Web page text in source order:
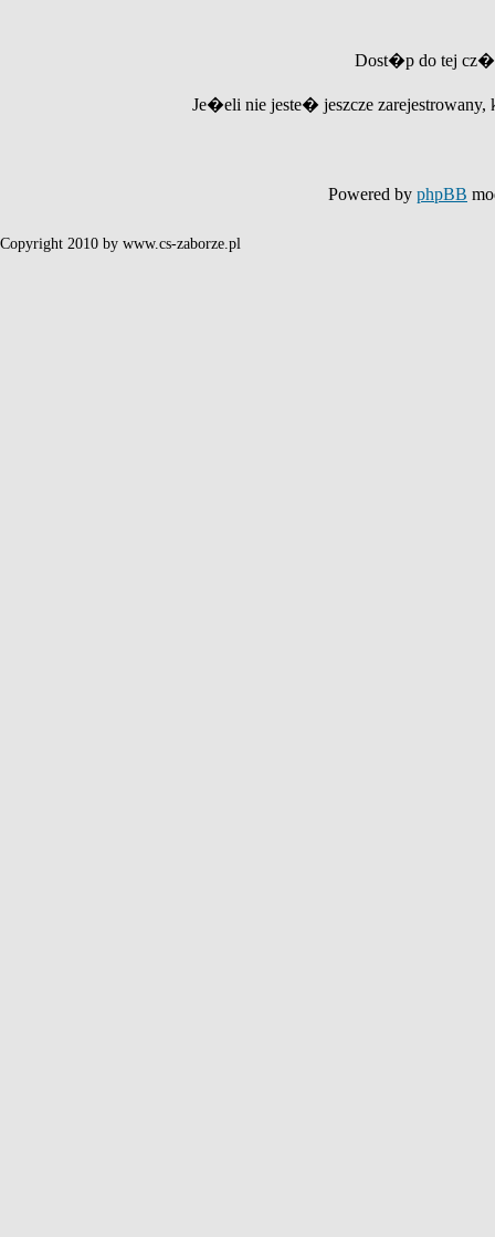
Dost�p do tej
Je�eli nie jeste� jeszcze
Powered by phpBB
Copyright 2010 by www.cs-zaborze.pl